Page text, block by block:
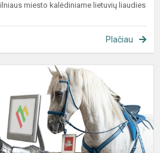
miesto kalėdiniame lietuvių liaudies
Plačiau